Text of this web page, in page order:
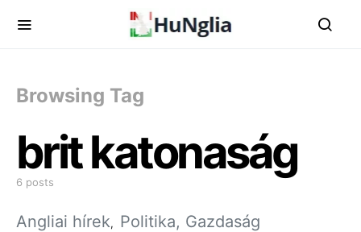
Browsing Tag
brit katonaság
6 posts
Angliai hírek Politika, Gazdaság